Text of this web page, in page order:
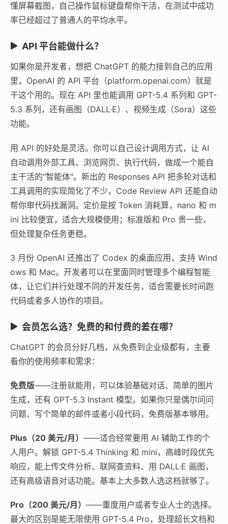
懂屏幕截图，自己操作鼠标键盘帮你干活，在测试中成功
率已经超过了普通人的平均水平。
API 平台能做什么？
如果你是开发者，想把 ChatGPT 的能力接到自己的应用
里，OpenAI 的 API 平台（platform.openai.com）就是
干这个用的。现在 API 里也能调用 GPT-5.4 系列和 GPT-
5.3 系列，还有画图（DALL·E）、视频生成（Sora）这些
功能。
用 API 的好处是灵活。你可以自己设计调用方式，让 AI
自动调用外部工具、浏览网页、执行代码，做成一个能自
主干活的"智能体"。新出的 Responses API 把多轮对话和
工具调用的实现简化了不少，Code Review API 还能自动
帮你审代码找漏洞。定价是按 Token 消耗算，nano 和 m
ini 比较便宜，适合大规模使用；标准版和 Pro 贵一些，
但处理复杂任务更稳。
3 月份 OpenAI 还推出了 Codex 的桌面应用，支持 Wind
ows 和 Mac。开发者可以在里面同时管理多个编程智能
体，让它们并行处理不同的开发任务，适合需要长时间跑
代码或者多人协作的项目。
会员怎么选？免费的和付费的差在哪？
ChatGPT 的会员分好几档，从免费到企业级都有，主要
看你的使用频率和需求：
免费版——注册就能用，可以体验基础对话、简单的图片
生成，还有 GPT-5.3 Instant 模型。如果你只是偶尔问问
问题、写个简单的邮件或者小段代码，免费版基本够用。
Plus（20 美元/月） ——适合经常要用 AI 辅助工作的个
人用户。解锁 GPT-5.4 Thinking 和 mini，高峰时段优先
响应，能上传文件分析、联网查资料、用 DALL·E 画图，
还有高级语音对话功能。基本上大多数人选这档就够了。
Pro（200 美元/月） ——重度用户或者专业人士的选择。
最大的区别是能无限使用 GPT-5.4 Pro，处理超长文档和